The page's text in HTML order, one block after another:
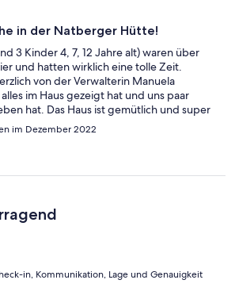
in der Natberger Hütte!
3 Kinder 4, 7, 12 Jahre alt) waren über
und hatten wirklich eine tolle Zeit.
von der Verwalterin Manuela
im Haus gezeigt hat und uns paar
hat. Das Haus ist gemütlich und super
an nichts, Grill und sogar Raclette waren
Der Blick auf die Berge vom
Alm, haben unsere Kleinsten gelernt Ski
dort auch schön Schlitten fahren.
und Nockalmbahn sind gut
Im „Kärntnerhaus“, fußläufig vom
wir lecker gegessen. Wir haben die Zeit
Zufahrt direkt zum Haus war
deswegen mussten wir unsere Koffer
im Dezember 2022
in, Kommunikation, Lage und Genauigkeit